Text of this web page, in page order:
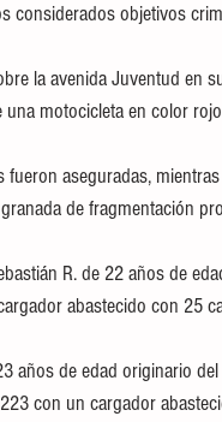
considerados objetivos
la avenida Juventud en
una motocicleta en color
fueron aseguradas,
de fragmentación
R. de 22 años de
abastecido con 25
años de edad originario
con un cargador